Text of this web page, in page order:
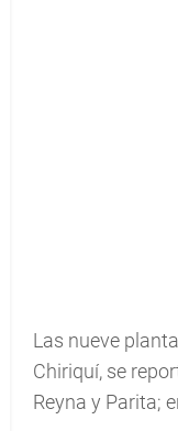
Las nueve
Chiriquí, se
Reyna y Parita;